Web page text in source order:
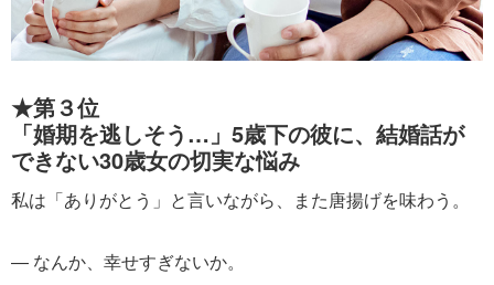
★第３位
「婚期を逃しそう…」5歳下の彼に、結婚話が
できない30歳女の切実な悩み
私は「ありがとう」と言いながら、また唐揚げを味わう。
― なんか、幸せすぎないか。